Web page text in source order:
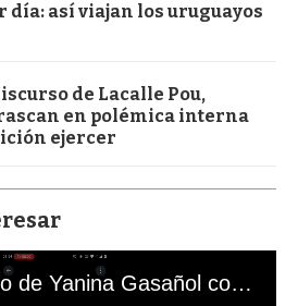
día: así viajan los uruguayos
de Lacalle Pou,
en polémica interna
ejercer
El mal momento de Yanina Gasañol con un hincha argentino en "Subrayado"